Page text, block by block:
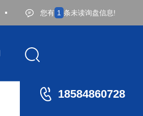
您有 1 条未读询盘信息!
18584860728